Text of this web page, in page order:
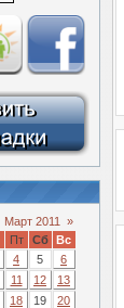
Март 2011
»
Пт Сб
Вс
4 5
6
11 12
13
18 19
20